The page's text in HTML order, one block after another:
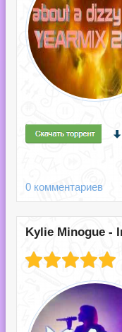
0 комментариев
Kylie Minogue -